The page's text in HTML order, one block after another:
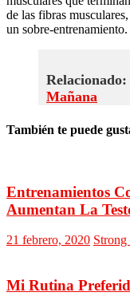
de las fibras
un sobre-entrenamiento.
Relacionado:
Mañana
También te puede
Entrenamientos
Aumentan La
21 febrero, 2020
Mi Rutina